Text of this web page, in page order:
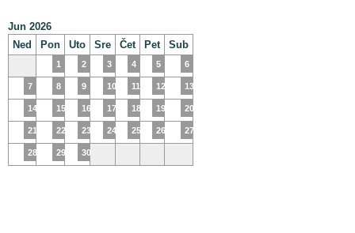
Jun 2026
Ned
Pon Uto Sre Čet Pet Sub
1 2 3 4 5 6
7 8 9 10 11 12 13
14 15 16 17 18 19 20
21 22 23 24 25 26 27
28 29 30